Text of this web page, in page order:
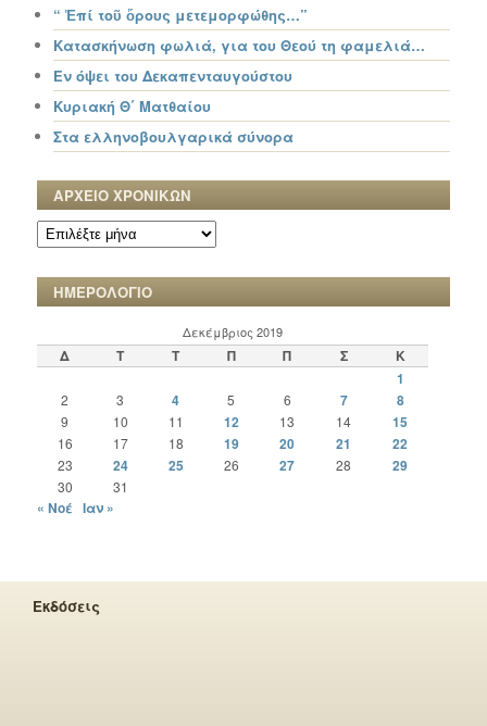
“ Ἐπί τοῦ ὄρους μετεμορφώθης…”
Κατασκήνωση φωλιά, για του Θεού τη φαμελιά…
Εν όψει του Δεκαπενταυγούστου
Κυριακή Θ΄ Ματθαίου
Στα ελληνοβουλγαρικά σύνορα
ΑΡΧΕΙΟ ΧΡΟΝΙΚΩΝ
ΑΡΧΕΙΟ
ΧΡΟΝΙΚΩΝ
ΗΜΕΡΟΛΟΓΙΟ
Δεκέμβριος 2019
Δ Τ Τ Π Π Σ
Κ
1
2 3 4 5 6 7 8
9 10 11 12 13 14 15
16 17 18 19 20 21 22
23 24 25 26 27 28 29
30 31
« Νοέ Ιαν »
Εκδόσεις